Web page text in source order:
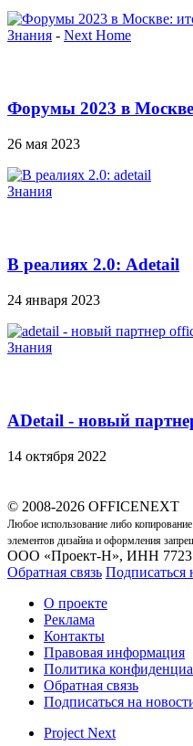
Знания - Next Home
Форумы 2023 в
26 мая 2023
Знания
В реалиях 2.0: Adetail
24 января 2023
Знания
ADetail - новый
14 октября 2022
© 2008-2026 OFFICENEXT
Любое использование либо
элементов дизайна и оформления
ООО «Проект-Н», ИНН
Обратная связь Подписаться
О проекте
Реклама
Контакты
Правовая информация
Политика
Обратная связь
Подписаться на
Project Next